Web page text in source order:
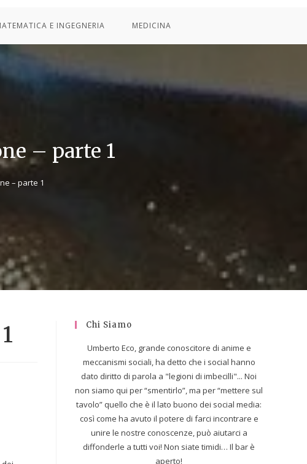
E INGEGNERIA MEDICINA
– parte 1
– parte 1
Chi Siamo
Umberto Eco, grande conoscitore di anime e
meccanismi sociali, ha detto che i social hanno
dato diritto di parola a "legioni di imbecilli"... Noi
non siamo qui per “smentirlo”, ma per “mettere sul
tavolo” quello che è il lato buono dei social media:
così come ha avuto il potere di farci incontrare e
unire le nostre conoscenze, può aiutarci a
diffonderle a tutti voi! Non siate timidi… Il bar è
aperto!